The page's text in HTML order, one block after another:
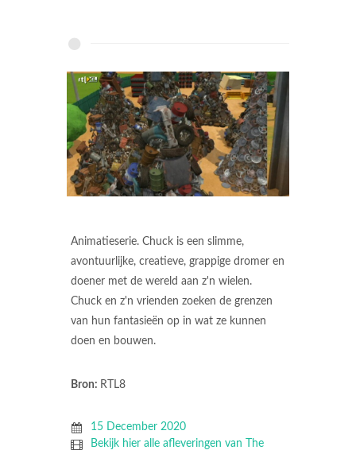
Animatieserie. Chuck is een slimme,
avontuurlijke, creatieve, grappige dromer en
doener met de wereld aan z'n wielen.
Chuck en z'n vrienden zoeken de grenzen
van hun fantasieën op in wat ze kunnen
doen en bouwen.
Bron: RTL8
15 December 2020
Bekijk hier alle afleveringen van The